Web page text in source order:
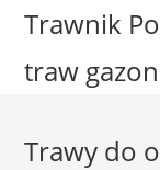
Skip
content
Trawnik
traw
Trawy do